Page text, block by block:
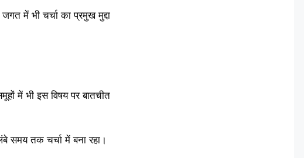
में भी चर्चा का प्रमुख मुद्दा
में भी इस विषय पर बातचीत
समय तक चर्चा में बना रहा।